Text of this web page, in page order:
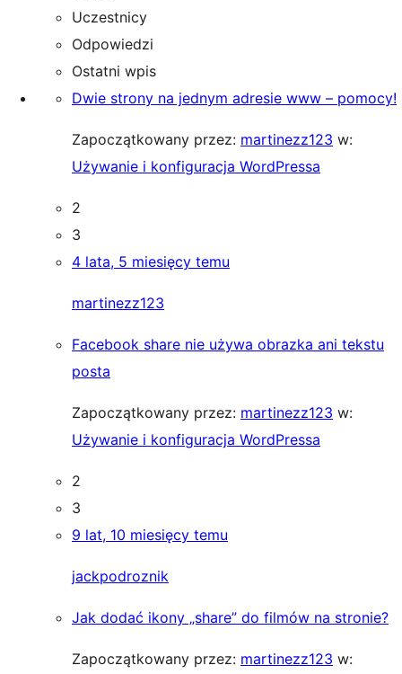
Uczestnicy
Odpowiedzi
Ostatni wpis
Dwie strony na jednym adresie www – pomocy!
Zapoczątkowany przez: martinezz123 w:
Używanie i konfiguracja WordPressa
2
3
4 lata, 5 miesięcy temu
martinezz123
Facebook share nie używa obrazka ani tekstu
posta
Zapoczątkowany przez: martinezz123 w:
Używanie i konfiguracja WordPressa
2
3
9 lat, 10 miesięcy temu
jackpodroznik
Jak dodać ikony „share” do filmów na stronie?
Zapoczątkowany przez: martinezz123 w: